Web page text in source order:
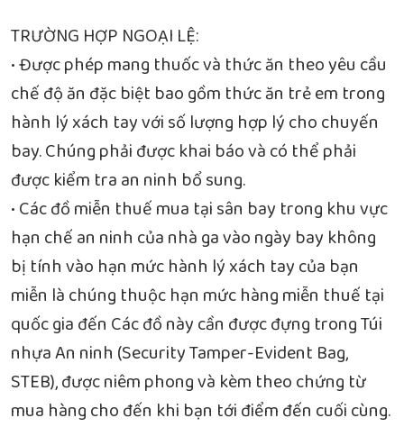
TRƯỜNG HỢP NGOẠI LỆ:
• Được phép mang thuốc và thức ăn theo yêu cầu
chế độ ăn đặc biệt bao gồm thức ăn trẻ em trong
hành lý xách tay với số lượng hợp lý cho chuyến
bay. Chúng phải được khai báo và có thể phải
được kiểm tra an ninh bổ sung.
• Các đồ miễn thuế mua tại sân bay trong khu vực
hạn chế an ninh của nhà ga vào ngày bay không
bị tính vào hạn mức hành lý xách tay của bạn
miễn là chúng thuộc hạn mức hàng miễn thuế tại
quốc gia đến Các đồ này cần được đựng trong Túi
nhựa An ninh (Security Tamper-Evident Bag,
STEB), được niêm phong và kèm theo chứng từ
mua hàng cho đến khi bạn tới điểm đến cuối cùng.